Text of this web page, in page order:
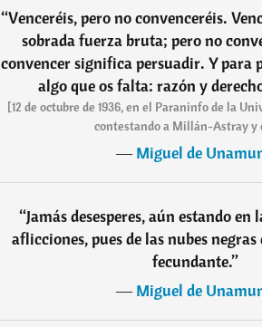
“Venceréis, pero no convenceréis.
sobrada fuerza bruta; pero no
convencer significa persuadir. Y para
algo que os falta: razón y
[12 de octubre de 1936, en el Paraninfo de la
contestando a Millán-Astray y
―Miguel de
“Jamás desesperes, aún estando en
aflicciones, pues de las nubes
fecundante.”
―Miguel de